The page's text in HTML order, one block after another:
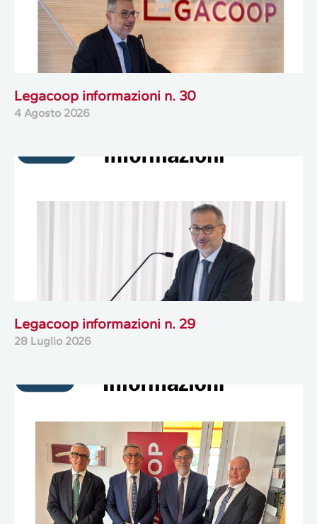
Legacoop informazioni n. 30
4 Agosto 2026
Legacoop informazioni n. 29
28 Luglio 2026